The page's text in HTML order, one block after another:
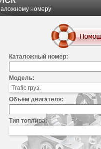
номеру
Каталожный номер:
Модель:
Объём двигателя:
Тип топлива: